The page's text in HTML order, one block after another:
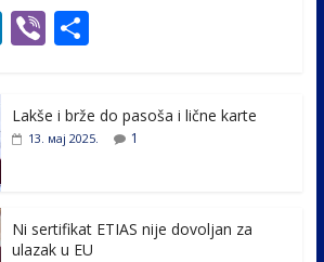
Li
e
Vi
er
S
ar
e
Lakše i brže do pasoša i lične karte
13. мај 2025. 1
Ni sertifikat ETIAS nije dovoljan za
ulazak u EU